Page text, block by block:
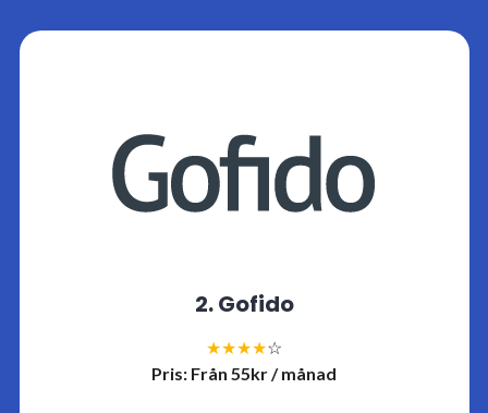
2. Gofido
★★★★☆
Pris: Från 55kr / månad